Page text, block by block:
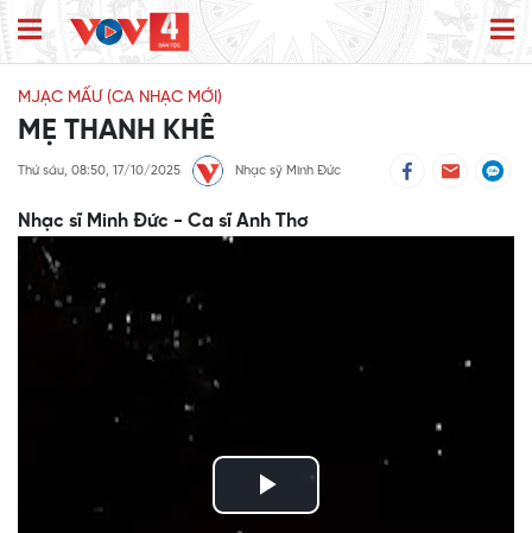
MJẠC MẤƯ (CA NHẠC MỚI)
MẸ THANH KHÊ
Thứ sáu, 08:50, 17/10/2025 Nhạc sỹ Minh Đức
Nhạc sĩ Minh Đức - Ca sĩ Anh Thơ
Play